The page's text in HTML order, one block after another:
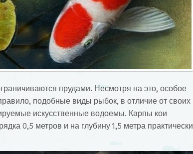
прудами. Несмотря на это, особое
подобные виды рыбок, в отличие от своих
искусственные водоемы. Карпы кои
0,5 метров и на глубину 1,5 метра практически